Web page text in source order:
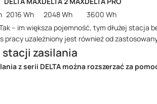
2016 Wh 2048 Wh
3600 Wh
– im większa pojemność, tym dłużej stacja
pracy uzależniony jest również od
zasilania
z serii DELTA można rozszerzać za